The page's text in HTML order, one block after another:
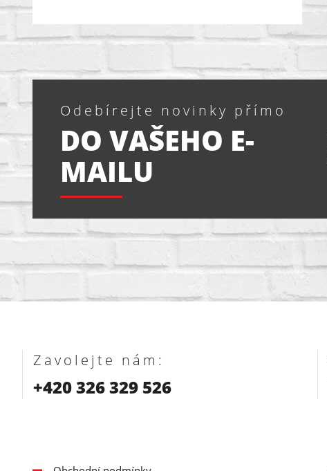
Odebírejte novinky přímo
DO VAŠEHO E-
MAILU
Zavolejte nám:
+420 326 329 526